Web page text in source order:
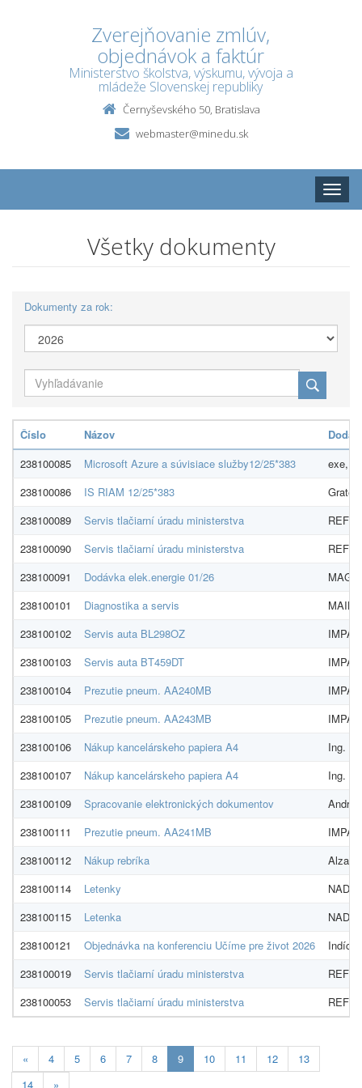
Zverejňovanie zmlúv,
objednávok a faktúr
Ministerstvo školstva, výskumu, vývoja a
mládeže Slovenskej republiky
Černyševského 50, Bratislava
webmaster@minedu.sk
Toggle
Všetky dokumenty
Dokumenty za rok:
Číslo Názov
238100085
Microsoft Azure a súvisiace služby12/25*383
exe,
238100086
IS RIAM 12/25*383
238100089
Servis tlačiarní úradu ministerstva
238100090
Servis tlačiarní úradu ministerstva
238100091
Dodávka elek.energie 01/26
238100101
Diagnostika a servis
238100102
Servis auta BL298OZ
IMPA
238100103
Servis auta BT459DT
IMPA
238100104
Prezutie pneum. AA240MB
IMPA
238100105
Prezutie pneum. AA243MB
IMPA
238100106
Nákup kancelárskeho papiera A4
Ing.
238100107
Nákup kancelárskeho papiera A4
Ing.
238100109
Spracovanie elektronických dokumentov
Andrej
238100111
Prezutie pneum. AA241MB
IMPA
238100112
Nákup rebríka
238100114
Letenky
238100115
Letenka
238100121
Objednávka na konferenciu Učíme pre život 2026
238100019
Servis tlačiarní úradu ministerstva
238100053
Servis tlačiarní úradu ministerstva
« 4 5 6 7 8 9Aktualna-
stranka
10 11 12
13
14
»